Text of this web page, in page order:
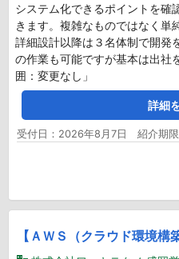
システム化できるポイントを確
きます。複雑なものではなく単
詳細設計以降は３名体制で開発
の作業も可能ですが基本は出社
囲：変更なし」
詳細
受付日：2026年8月7日 紹介期限
【ＡＷＳ（クラウド環境構